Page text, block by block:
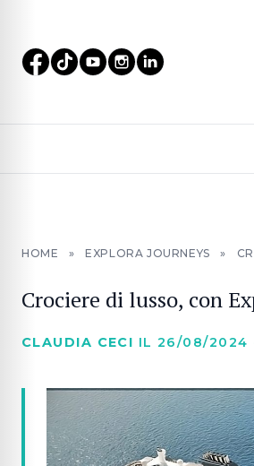
HOME » EXPLORA JOURNEYS »
Crociere di lusso, con
CLAUDIA CECI IL 26/08/2024